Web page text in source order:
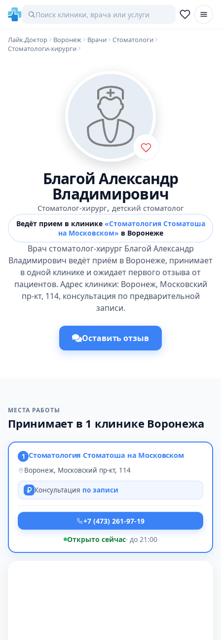
Лайк.Доктор Воронеж Врачи
Стоматологи
Стоматологи-хирурги
Благой Александр
Владимирович
Стоматолог-хирург, детский стоматолог
Ведёт прием в клинике «Стоматология Стоматоша
на Московском» в Воронеже
Врач стоматолог-хирург Благой Александр
Владимирович ведёт приём в Воронеже, принимает
в одной клинике и ожидает первого отзыва от
пациентов. Адрес клиники: Воронеж, Московский
пр-кт, 114, консультация по предварительной
записи.
Оставить отзыв
МЕСТА РАБОТЫ
Принимает в 1 клинике Воронежа
1 Стоматология Стоматоша на Московском
Воронеж, Московский пр-кт, 114
Консультация по записи
+7 (473) 261-97-19
Открыто сейчас· до 21:00